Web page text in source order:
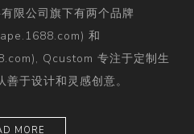
限公司旗下有两个品牌
和
Qcustom 专注于定制生
于设计和灵感创意。
MORE